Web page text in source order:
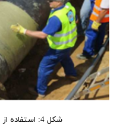
شکل 4: استفاده از ماستیک پترولاتوم